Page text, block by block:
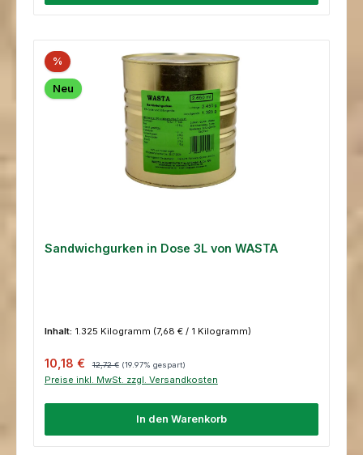
%
Neu
Sandwichgurken in Dose 3L von WASTA
Inhalt: 1.325 Kilogramm (7,68 € / 1 Kilogramm)
Verkaufspreis:
10,18 € 12,72 € (19.97% gespart)
Preise inkl. MwSt. zzgl. Versandkosten
In den Warenkorb